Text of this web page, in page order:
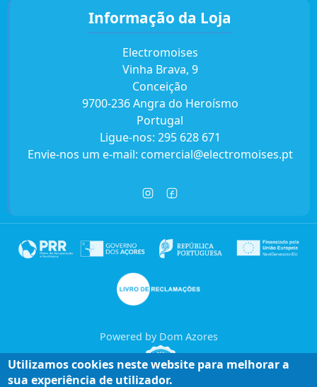
Informação da Loja
Electromoises
Vinha Brava, 9
Conceição
9700-236 Angra do Heroísmo
Portugal
Ligue-nos: 295 628 671
Envie-nos um e-mail: comercial@electromoises.pt
Powered by Dom Azores
Utilizamos cookies neste website para melhorar a
sua experiência de utilizador.